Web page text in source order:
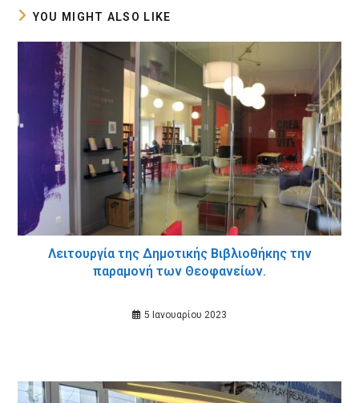
YOU MIGHT ALSO LIKE
Λειτουργία της Δημοτικής Βιβλιοθήκης την
παραμονή των Θεοφανείων.
5 Ιανουαρίου 2023